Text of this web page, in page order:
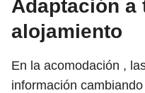
Adaptación a
alojamiento
En la acomodación ,
información